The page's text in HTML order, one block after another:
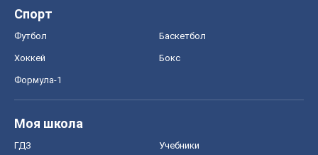
Спорт
Футбол Баскетбол
Хоккей Бокс
Формула-1
Моя школа
ГДЗ Учебники